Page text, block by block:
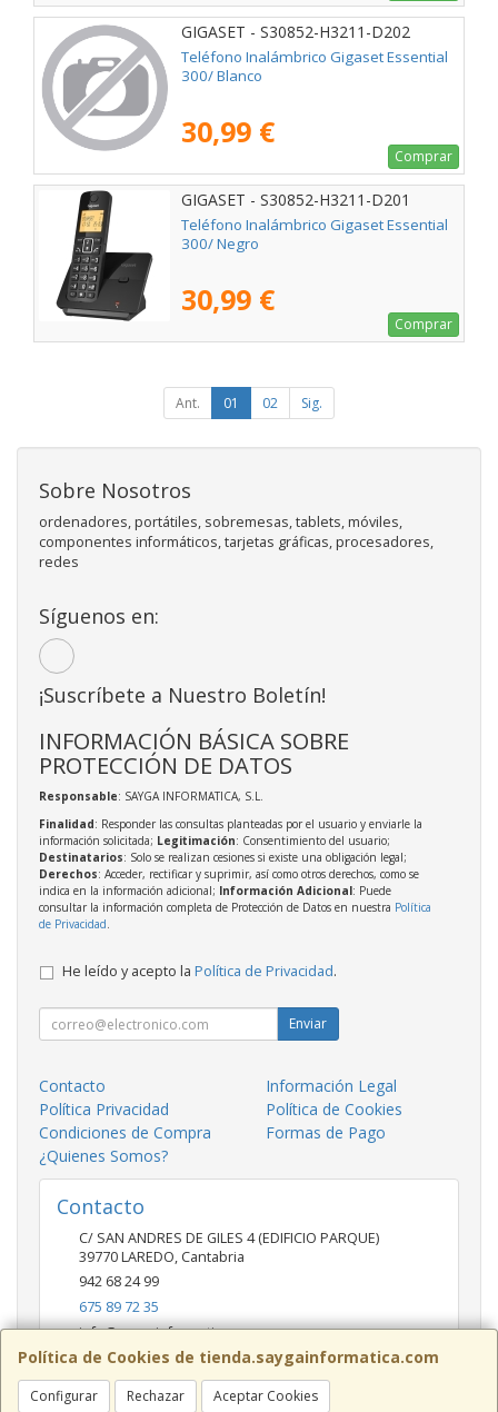
GIGASET - S30852-H3211-D202
Teléfono Inalámbrico Gigaset Essential
300/ Blanco
30,99 €
Comprar
GIGASET - S30852-H3211-D201
Teléfono Inalámbrico Gigaset Essential
300/ Negro
30,99 €
Comprar
Ant. 01 02 Sig.
Política de Cookies de tienda.saygainformatica.com
Configurar Rechazar Aceptar Cookies
Sobre Nosotros
ordenadores, portátiles, sobremesas, tablets, móviles,
componentes informáticos, tarjetas gráficas, procesadores,
redes
Síguenos en:
¡Suscríbete a Nuestro Boletín!
INFORMACIÓN BÁSICA SOBRE
PROTECCIÓN DE DATOS
Responsable: SAYGA INFORMATICA, S.L.
Finalidad: Responder las consultas planteadas por el usuario y enviarle la
información solicitada; Legitimación: Consentimiento del usuario;
Destinatarios: Solo se realizan cesiones si existe una obligación legal;
Derechos: Acceder, rectificar y suprimir, así como otros derechos, como se
indica en la información adicional; Información Adicional: Puede
consultar la información completa de Protección de Datos en nuestra Política
de Privacidad.
He leído y acepto la Política de Privacidad.
Enviar
Contacto
Información Legal
Política Privacidad
Política de Cookies
Condiciones de Compra
Formas de Pago
¿Quienes Somos?
Contacto
C/ SAN ANDRES DE GILES 4 (EDIFICIO PARQUE)
39770LAREDO, Cantabria
942 68 24 99
675 89 72 35
info@saygainformatica.com
Horario